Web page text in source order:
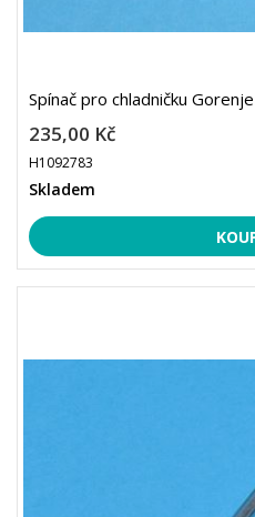
Spínač pro chladničku
235,00 Kč
H1092783
Skladem